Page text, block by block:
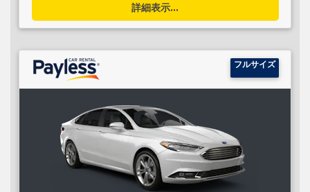
詳細表示...
フルサイズ